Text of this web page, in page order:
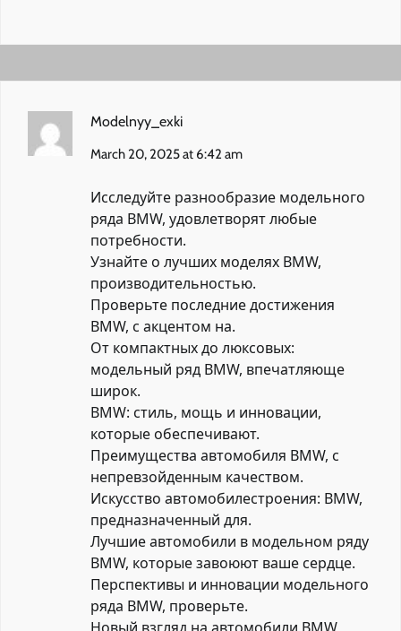
Modelnyy_exki
March 20, 2025 at 6:42 am
Исследуйте разнообразие модельного
ряда BMW, удовлетворят любые
потребности.
Узнайте о лучших моделях BMW,
производительностью.
Проверьте последние достижения
BMW, с акцентом на.
От компактных до люксовых:
модельный ряд BMW, впечатляюще
широк.
BMW: стиль, мощь и инновации,
которые обеспечивают.
Преимущества автомобиля BMW, с
непревзойденным качеством.
Искусство автомобилестроения: BMW,
предназначенный для.
Лучшие автомобили в модельном ряду
BMW, которые завоюют ваше сердце.
Перспективы и инновации модельного
ряда BMW, проверьте.